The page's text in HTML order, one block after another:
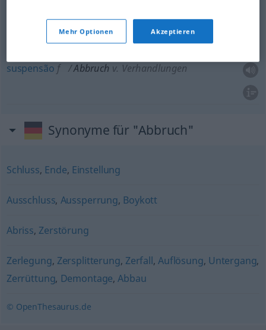
interrupçãof Abbruchv. Verhandlungen
suspensão f Abbruch v. Verhandlungen
Synonyme für "Abbruch"
Schluss, Ende, Einstellung
Ausschluss, Aussperrung, Boykott
Abriss, Zerstörung
Zerlegung, Zersplitterung, Zerfall,Auflösung, Untergang,
Zerrüttung, Demontage,Abbau
© OpenThesaurus.de
Mehr Optionen Akzeptieren